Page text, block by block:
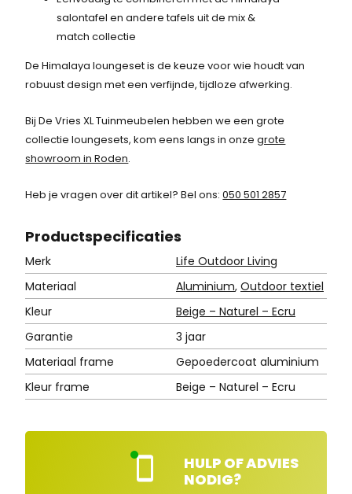
,
.
salontafel en andere tafels uit de mix &
match collectie
De Himalaya loungeset is de keuze voor wie houdt van
robuust design met een verfijnde, tijdloze afwerking.
Bij De Vries XL Tuinmeubelen hebben we een grote
collectie loungesets, kom eens langs in onzegrote
showroom in Roden.
Heb je vragen over dit artikel? Bel ons:050 501 2857
Productspecificaties
Merk
Life Outdoor Living
Materiaal
Aluminium, Outdoor textiel
Kleur
Beige – Naturel – Ecru
Garantie
3 jaar
Materiaal frame
Gepoedercoat aluminium
Kleur frame
Beige – Naturel – Ecru
nte
HULP OF ADVIES
NODIG?